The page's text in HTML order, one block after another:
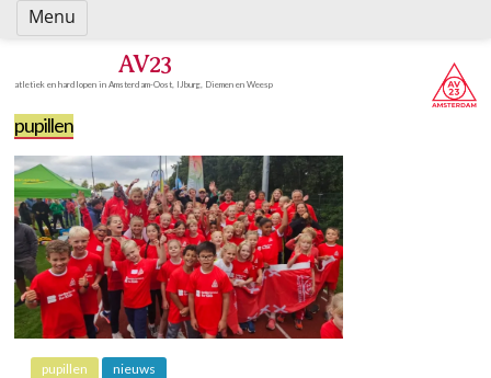
Spring
naar
AV23
atletiek en hardlopen in Amsterdam-Oost, IJburg, Diemen en Weesp
pupillen
pupillen nieuws
Menu